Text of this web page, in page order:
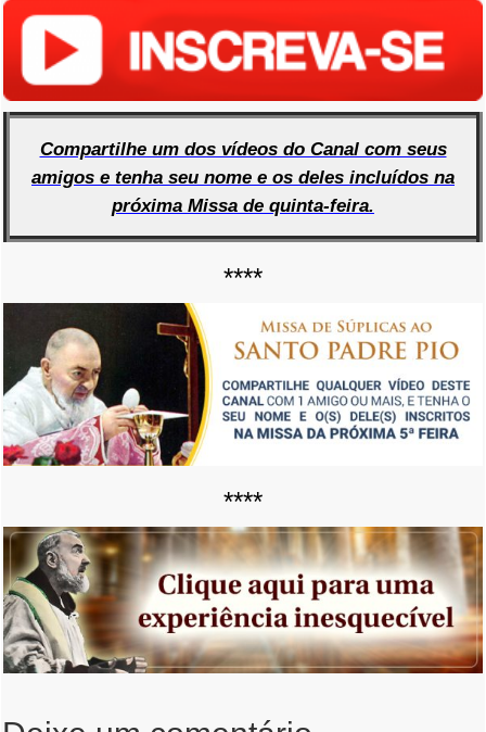
Compartilhe um dos vídeos do Canal com seus
amigos e tenha seu nome e os deles incluídos na
próxima Missa de quinta-feira.
****
****